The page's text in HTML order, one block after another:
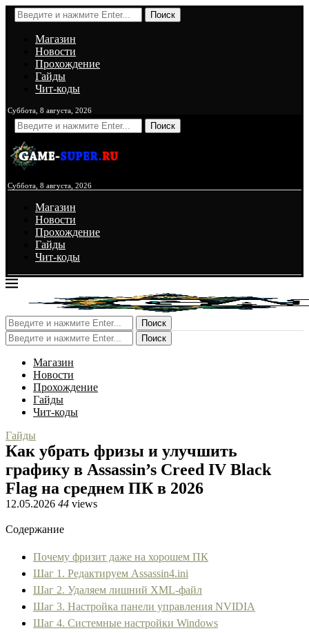
Поиск
Магазин
Новости
Прохождение
Гайды
Чит-коды
Суббота, 8 августа, 2026
Поиск
Суббота, 8 августа, 2026
Магазин
Новости
Прохождение
Гайды
Чит-коды
Поиск
Поиск
Магазин
Новости
Прохождение
Гайды
Чит-коды
Гайды
Как убрать фризы и улучшить
графику в Assassin’s Creed IV Black
Flag на среднем ПК в 2026
12.05.2026 44 views
Содержание
Почему фризит даже на хорошем ПК
Шаг 1. Редактируем Assassin4.ini
Шаг 2. Удаляем лишний XML-файл
Шаг 3. Настройка панели управления NVIDIA
Шаг 4. Системные настройки Windows